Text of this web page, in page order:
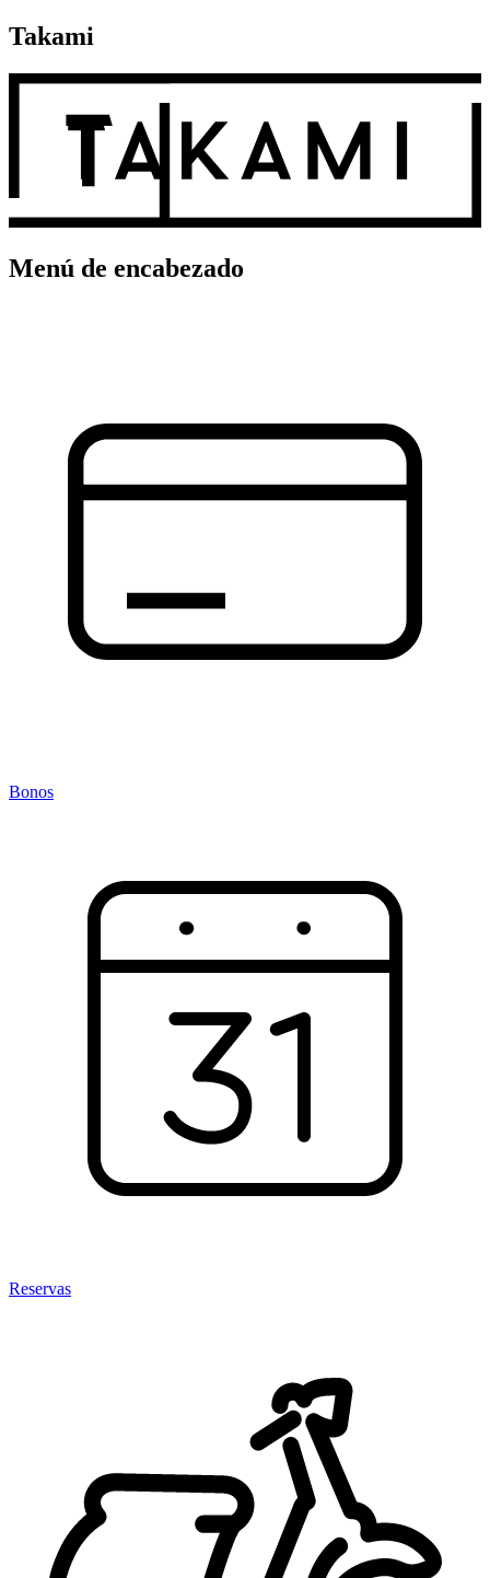
Takami
Menú de encabezado
Bonos
Reservas